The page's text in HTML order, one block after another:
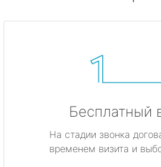
Бесплатный
На стадии звонка
временем визита и